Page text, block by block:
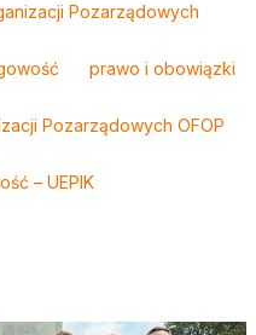
Pozarządowych
prawo i obowiązki
Pozarządowych OFOP
– UEPIK